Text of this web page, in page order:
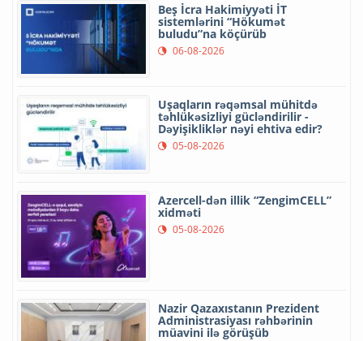
Beş İcra Hakimiyyəti İT
sistemlərini “Hökumət
buludu”na köçürüb
06-08-2026
Uşaqların rəqəmsal mühitdə
təhlükəsizliyi gücləndirilir -
Dəyişikliklər nəyi ehtiva edir?
05-08-2026
Azercell-dən illik “ZengimCELL”
xidməti
05-08-2026
Nazir Qazaxıstanın Prezident
Administrasiyası rəhbərinin
müavini ilə görüşüb